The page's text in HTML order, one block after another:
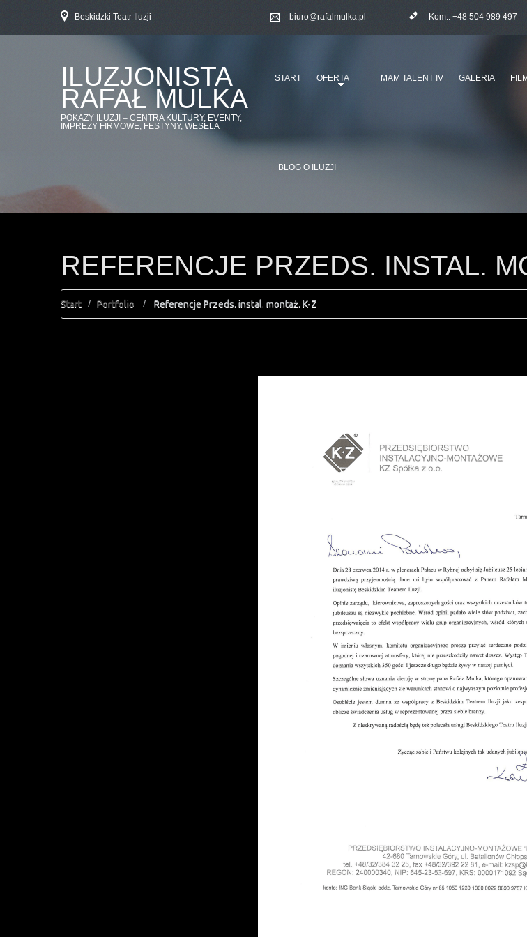
Beskidzki Teatr Iluzji biuro@rafalmulka.pl Kom.: +48 504 989 497
ILUZJONISTA
RAFAŁ MULKA
POKAZY ILUZJI – CENTRA KULTURY, EVENTY,
IMPREZY FIRMOWE, FESTYNY, WESELA
START OFERTA MAM TALENT IV GALERIA
BLOG O ILUZJI
REFERENCJE PRZEDS. INSTAL.
Start Portfolio Referencje Przeds. instal. montaż. K-Z